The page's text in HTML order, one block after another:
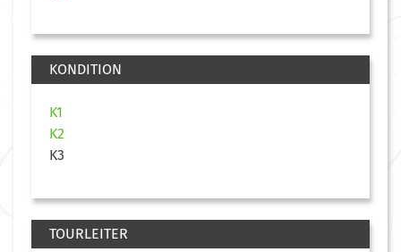
KONDITION
K1
K2
K3
TOURLEITER